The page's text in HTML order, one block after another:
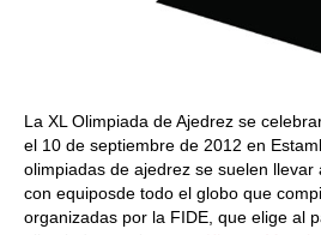
La XL Olimpiada de Ajedrez se
el 10 de septiembre de 2012 en
olimpiadas de ajedrez se suelen llevar
con equiposde todo el globo que
organizadas por la FIDE, que elige al